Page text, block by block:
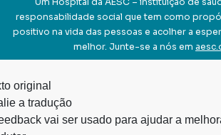
Um Hospital da AESC – instituição de
responsabilidade social que tem como
positivo na vida das pessoas e acolher a
melhor. Junte-se a nós em
original
a tradução
vai ser usado para ajudar a